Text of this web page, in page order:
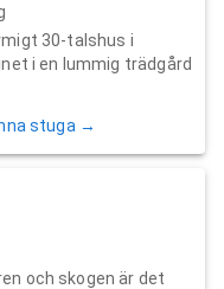
30-talshus i
i en lummig trädgård
stuga →
och skogen är det